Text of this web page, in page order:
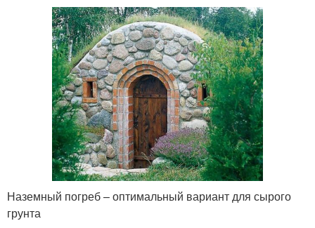
Наземный погреб – оптимальный вариант для сырого
грунта